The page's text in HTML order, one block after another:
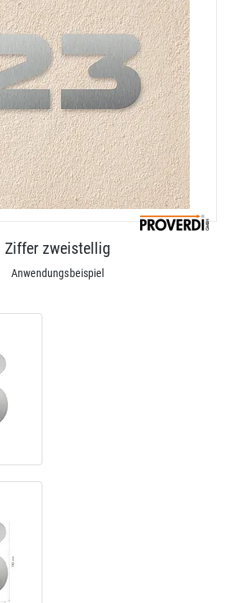
Ziffer zweistellig
Anwendungsbeispiel